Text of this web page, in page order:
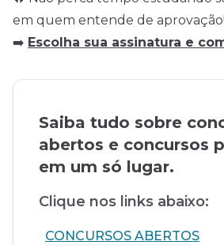
em quem entende de aprovação!
➡️ Escolha sua assinatura e
Saiba tudo sobre
abertos e concursos
em um só lugar.
Clique nos links abaixo:
CONCURSOS ABERTOS